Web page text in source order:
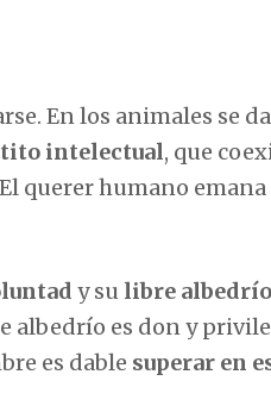
En los animales se
intelectual, que
querer humano emana
y su libre albedrío
albedrío es don y
es dable superar en